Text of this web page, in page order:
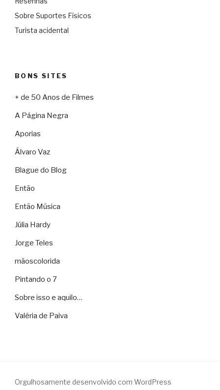
Sobre Suportes Físicos
Turista acidental
BONS SITES
+ de 50 Anos de Filmes
A Página Negra
Aporias
Álvaro Vaz
Blague do Blog
Então
Então Música
Júlia Hardy
Jorge Teles
mãoscolorida
Pintando o 7
Sobre isso e aquilo…
Valéria de Paiva
Orgulhosamente desenvolvido com WordPress